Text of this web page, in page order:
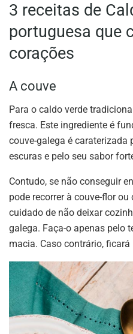
3 receitas de
portuguesa que
corações
A couve
Para o caldo verde
fresca. Este ingrediente é
couve-galega é caraterizada
escuras e pelo seu sabor
Contudo, se não conseguir
pode recorrer à couve-flor
cuidado de não deixar
galega. Faça-o apenas pelo
macia. Caso contrário, ficará